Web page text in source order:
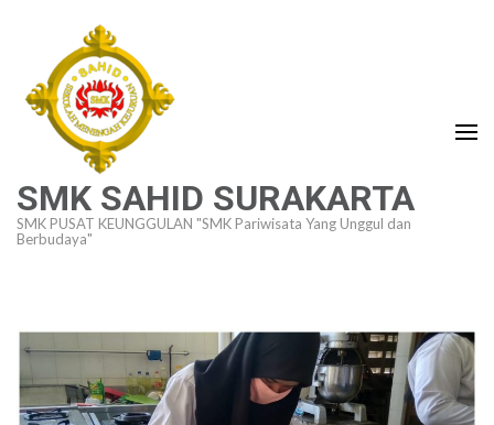
konten
(Tekan
Enter)
SMK SAHID SURAKARTA
SMK PUSAT KEUNGGULAN "SMK Pariwisata Yang Unggul dan
Berbudaya"